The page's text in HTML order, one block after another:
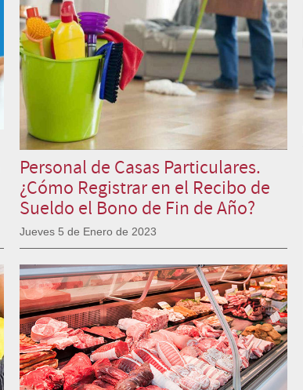
Personal de Casas Particulares.
¿Cómo Registrar en el Recibo de
Sueldo el Bono de Fin de Año?
Jueves 5 de Enero de 2023